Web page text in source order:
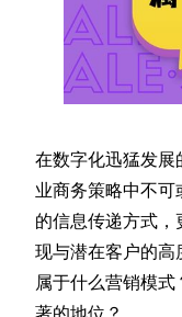
在数字化迅猛发展
业商务策略中不
的信息传递方式
现与潜在客户的高
属于什么营销模